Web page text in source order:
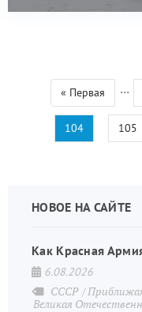
Первая
страница
« Первая …
Текущая
страница
104 105
НОВОЕ НА САЙТЕ
Как Красная
6.08.2026
СССР
Великая